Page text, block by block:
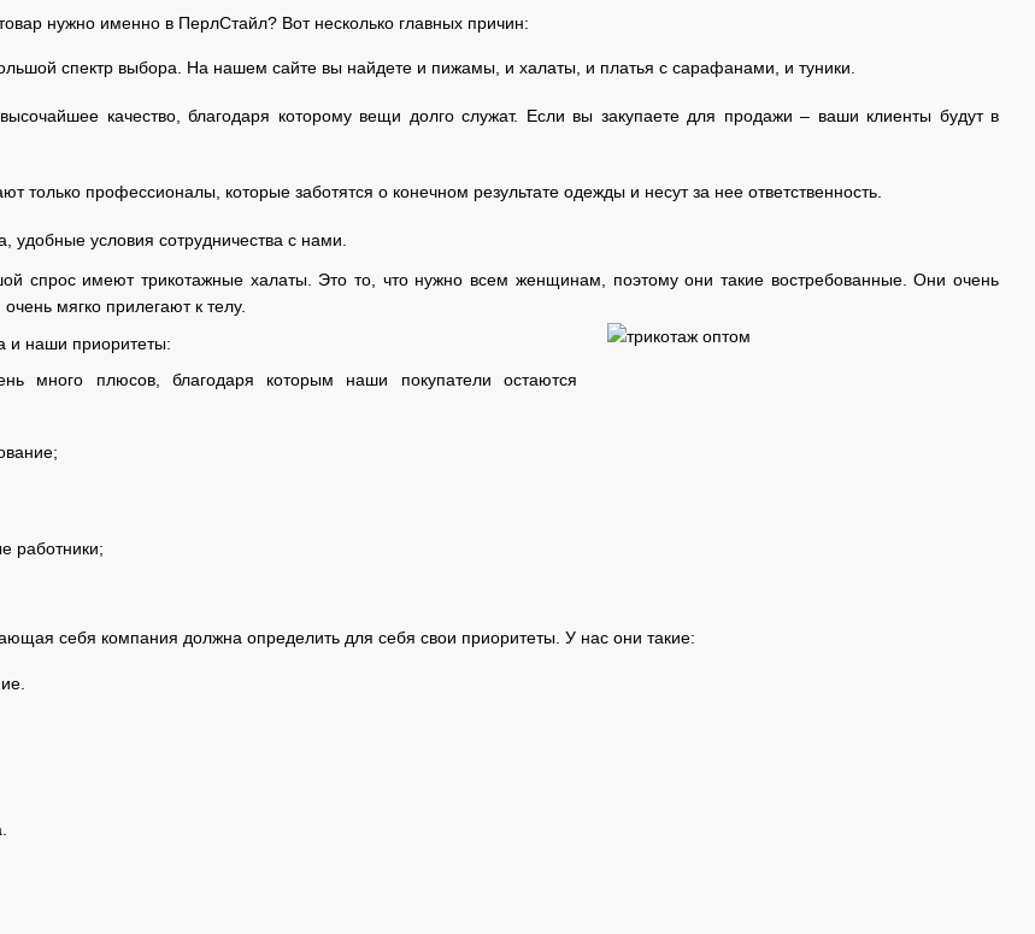
нужно именно в ПерлСтайл? Вот несколько главных причин:
спектр выбора. На нашем сайте вы найдете и пижамы, и халаты, и платья с сарафанами, и туники.
качество, благодаря которому вещи долго служат. Если вы закупаете для продажи – ваши клиенты будут в
только профессионалы, которые заботятся о конечном результате одежды и несут за нее ответственность.
удобные условия сотрудничества с нами.
спрос имеют трикотажные халаты. Это то, что нужно всем женщинам, поэтому они такие востребованные. Они очень
мягко прилегают к телу.
и наши приоритеты:
много плюсов, благодаря которым наши покупатели остаются
работники;
себя компания должна определить для себя свои приоритеты. У нас они такие: